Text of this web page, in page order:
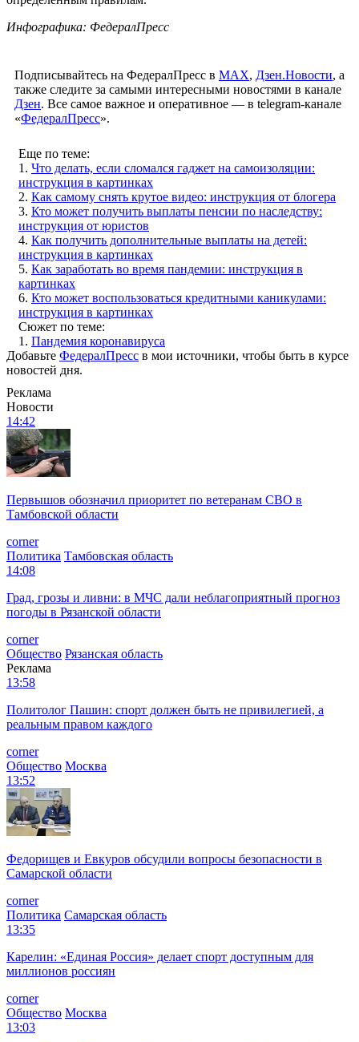
Инфографика: ФедералПресс
Подписывайтесь на ФедералПресс в МАХ, Дзен.Новости, а
также следите за самыми интересными новостями в канале
Дзен. Все самое важное и оперативное — в telegram-канале
«ФедералПресс».
Еще по теме:
1. Что делать, если сломался гаджет на самоизоляции:
инструкция в картинках
2. Как самому снять крутое видео: инструкция от блогера
3. Кто может получить выплаты пенсии по наследству:
инструкция от юристов
4. Как получить дополнительные выплаты на детей:
инструкция в картинках
5. Как заработать во время пандемии: инструкция в
картинках
6. Кто может воспользоваться кредитными каникулами:
инструкция в картинках
Сюжет по теме:
1. Пандемия коронавируса
Добавьте ФедералПресс в мои источники, чтобы быть в курсе
новостей дня.
Реклама
Новости
14:42
Первышов обозначил приоритет по ветеранам СВО в
Тамбовской области
corner
Политика Тамбовская область
14:08
Град, грозы и ливни: в МЧС дали неблагоприятный прогноз
погоды в Рязанской области
corner
Общество Рязанская область
Реклама
13:58
Политолог Пашин: спорт должен быть не привилегией, а
реальным правом каждого
corner
Общество Москва
13:52
Федорищев и Евкуров обсудили вопросы безопасности в
Самарской области
corner
Политика Самарская область
13:35
Карелин: «Единая Россия» делает спорт доступным для
миллионов россиян
corner
Общество Москва
13:03